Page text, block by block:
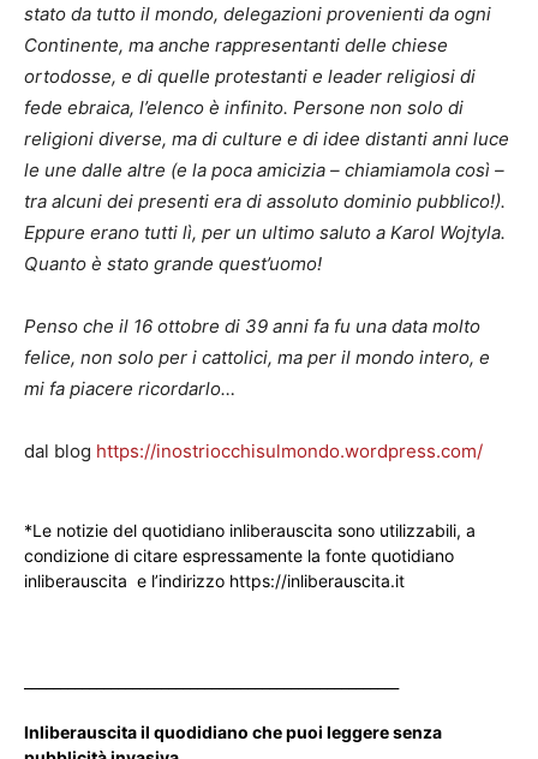
stato da tutto il mondo, delegazioni provenienti da ogni
Continente, ma anche rappresentanti delle chiese
ortodosse, e di quelle protestanti e leader religiosi di
fede ebraica, l’elenco è infinito. Persone non solo di
religioni diverse, ma di culture e di idee distanti anni luce
le une dalle altre (e la poca amicizia – chiamiamola così –
tra alcuni dei presenti era di assoluto dominio pubblico!).
Eppure erano tutti lì, per un ultimo saluto a Karol Wojtyla.
Quanto è stato grande quest’uomo!
Penso che il 16 ottobre di 39 anni fa fu una data molto
felice, non solo per i cattolici, ma per il mondo intero, e
mi fa piacere ricordarlo…
dal blog https://inostriocchisulmondo.wordpress.com/
*Le notizie del quotidiano inliberauscita sono utilizzabili, a
condizione di citare espressamente la fonte quotidiano
inliberauscita e l’indirizzo https://inliberauscita.it
Inliberauscita il quodidiano che puoi leggere senza